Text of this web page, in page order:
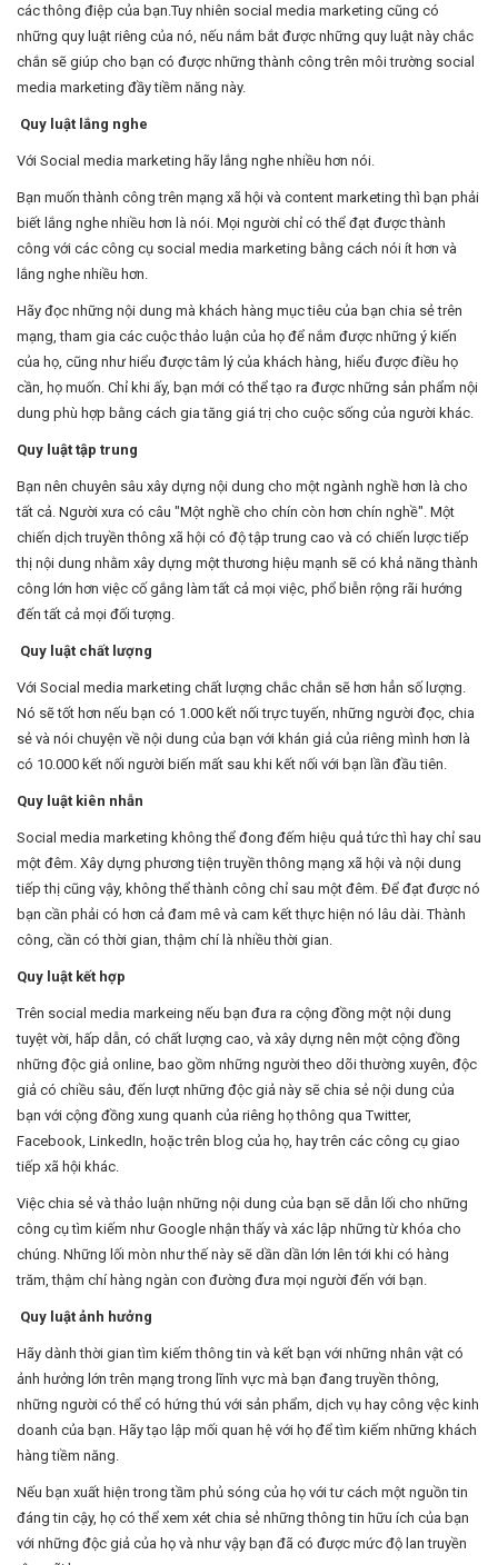
các thông điệp của bạn.Tuy nhiên social media marketing cũng có
những quy luật riêng của nó, nếu nắm bắt được những quy luật này chắc
chắn sẽ giúp cho bạn có được những thành công trên môi trường social
media marketing đầy tiềm năng này.
Quy luật lắng nghe
Với Social media marketing hãy lắng nghe nhiều hơn nói.
Bạn muốn thành công trên mạng xã hội và content marketing thì bạn phải
biết lắng nghe nhiều hơn là nói. Mọi người chỉ có thể đạt được thành
công với các công cụ social media marketing bằng cách nói ít hơn và
lắng nghe nhiều hơn.
Hãy đọc những nội dung mà khách hàng mục tiêu của bạn chia sẻ trên
mạng, tham gia các cuộc thảo luận của họ để nắm được những ý kiến
của họ, cũng như hiểu được tâm lý của khách hàng, hiểu được điều họ
cần, họ muốn. Chỉ khi ấy, bạn mới có thể tạo ra được những sản phẩm nội
dung phù hợp bằng cách gia tăng giá trị cho cuộc sống của người khác.
Quy luật tập trung
Bạn nên chuyên sâu xây dựng nội dung cho một ngành nghề hơn là cho
tất cả. Người xưa có câu "Một nghề cho chín còn hơn chín nghề". Một
chiến dịch truyền thông xã hội có độ tập trung cao và có chiến lược tiếp
thị nội dung nhằm xây dựng một thương hiệu mạnh sẽ có khả năng thành
công lớn hơn việc cố gắng làm tất cả mọi việc, phổ biễn rộng rãi hướng
đến tất cả mọi đối tượng.
Quy luật chất lượng
Với Social media marketing chất lượng chắc chắn sẽ hơn hẳn số lượng.
Nó sẽ tốt hơn nếu bạn có 1.000 kết nối trực tuyến, những người đọc, chia
sẻ và nói chuyện về nội dung của bạn với khán giả của riêng mình hơn là
có 10.000 kết nối người biến mất sau khi kết nối với bạn lần đầu tiên.
Quy luật kiên nhẫn
Social media marketing không thể đong đếm hiệu quả tức thì hay chỉ sau
một đêm. Xây dựng phương tiện truyền thông mạng xã hội và nội dung
tiếp thị cũng vậy, không thể thành công chỉ sau một đêm. Để đạt được nó
bạn cần phải có hơn cả đam mê và cam kết thực hiện nó lâu dài. Thành
công, cần có thời gian, thậm chí là nhiều thời gian.
Quy luật kết hợp
Trên social media markeing nếu bạn đưa ra cộng đồng một nội dung
tuyệt vời, hấp dẫn, có chất lượng cao, và xây dựng nên một cộng đồng
những độc giả online, bao gồm những người theo dõi thường xuyên, độc
giả có chiều sâu, đến lượt những độc giả này sẽ chia sẻ nội dung của
bạn với cộng đồng xung quanh của riêng họ thông qua Twitter,
Facebook, LinkedIn, hoặc trên blog của họ, hay trên các công cụ giao
tiếp xã hội khác.
Việc chia sẻ và thảo luận những nội dung của bạn sẽ dẫn lối cho những
công cụ tìm kiếm như Google nhận thấy và xác lập những từ khóa cho
chúng. Những lối mòn như thế này sẽ dần dần lớn lên tới khi có hàng
trăm, thậm chí hàng ngàn con đường đưa mọi người đến với bạn.
Quy luật ảnh hưởng
Hãy dành thời gian tìm kiếm thông tin và kết bạn với những nhân vật có
ảnh hưởng lớn trên mạng trong lĩnh vực mà bạn đang truyền thông,
những người có thể có hứng thú với sản phẩm, dịch vụ hay công vệc kinh
doanh của bạn. Hãy tạo lập mối quan hệ với họ để tìm kiếm những khách
hàng tiềm năng.
Nếu bạn xuất hiện trong tầm phủ sóng của họ với tư cách một nguồn tin
đáng tin cậy, họ có thể xem xét chia sẻ những thông tin hữu ích của bạn
với những độc giả của họ và như vậy bạn đã có được mức độ lan truyền